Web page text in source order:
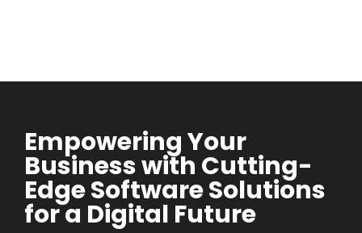
Empowering Your
Business with Cutting-
Edge Software Solutions
for a Digital Future